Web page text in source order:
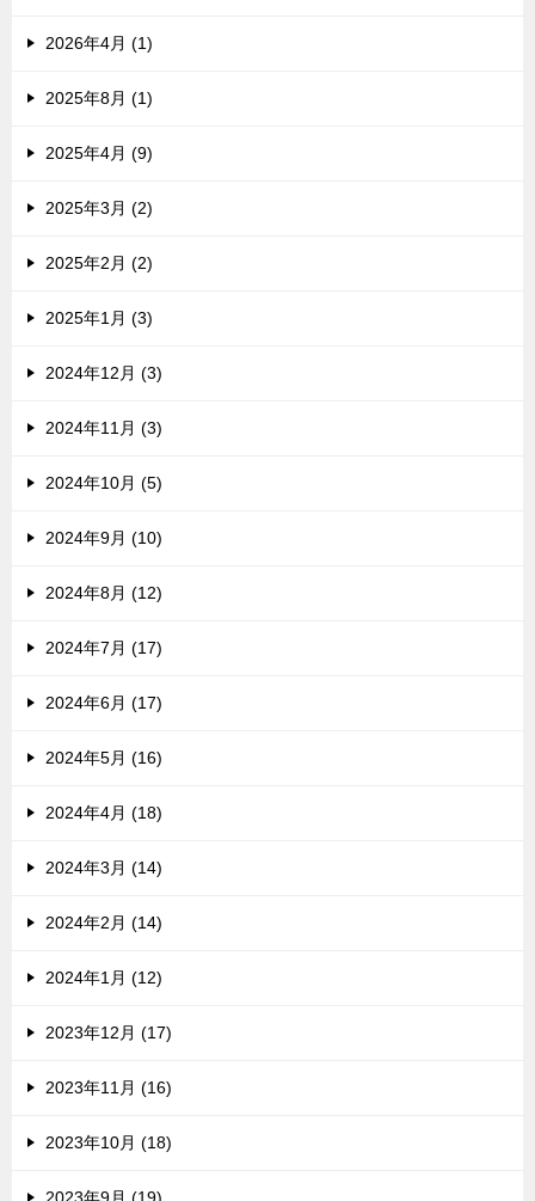
2026年4月 (1)
2025年8月 (1)
2025年4月 (9)
2025年3月 (2)
2025年2月 (2)
2025年1月 (3)
2024年12月 (3)
2024年11月 (3)
2024年10月 (5)
2024年9月 (10)
2024年8月 (12)
2024年7月 (17)
2024年6月 (17)
2024年5月 (16)
2024年4月 (18)
2024年3月 (14)
2024年2月 (14)
2024年1月 (12)
2023年12月 (17)
2023年11月 (16)
2023年10月 (18)